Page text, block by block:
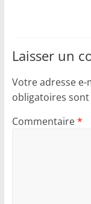
Laisser un
Votre adresse e-
obligatoires
Commentaire*